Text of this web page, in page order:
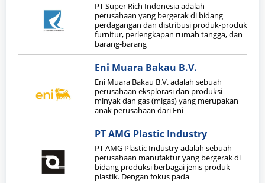
PT Super Rich Indonesia adalah
perusahaan yang bergerak di bidang
perdagangan dan distribusi produk-produk
furnitur, perlengkapan rumah tangga, dan
barang-barang
Eni Muara Bakau B.V.
Eni Muara Bakau B.V. adalah sebuah
perusahaan eksplorasi dan produksi
minyak dan gas (migas) yang merupakan
anak perusahaan dari Eni
PT AMG Plastic Industry
PT AMG Plastic Industry adalah sebuah
perusahaan manufaktur yang bergerak di
bidang produksi berbagai jenis produk
plastik. Dengan fokus pada